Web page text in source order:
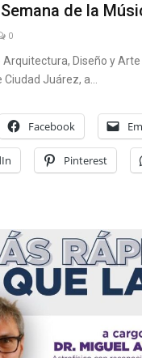
de la
0
Arquitectura, Diseño y
Ciudad Juárez, a…
Facebook
Pinterest